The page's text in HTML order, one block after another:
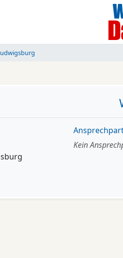
Kein